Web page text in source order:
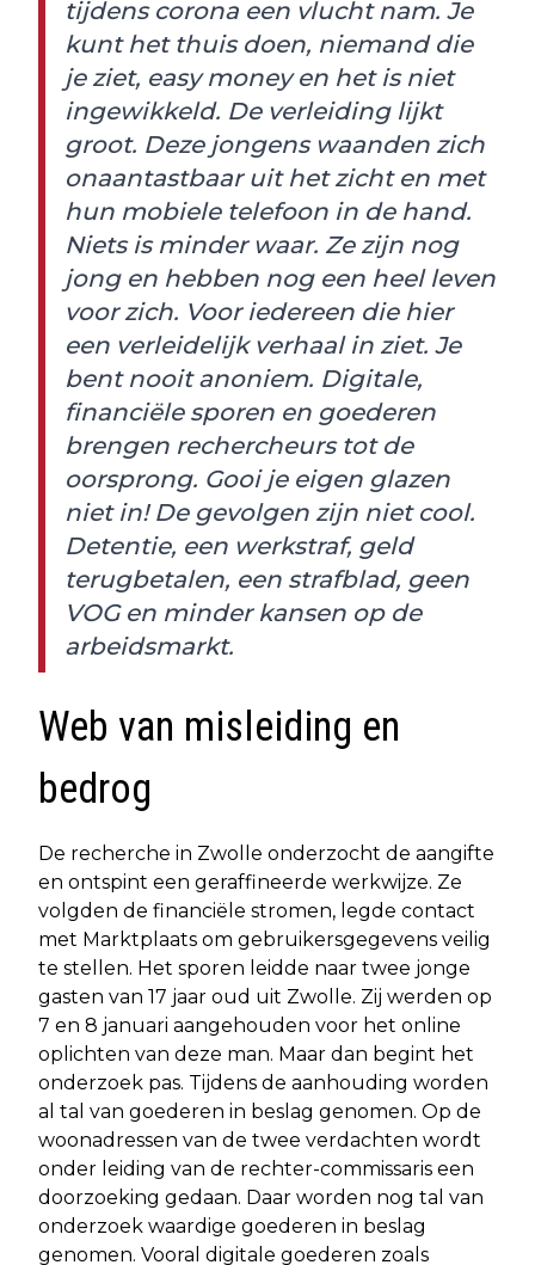
tijdens corona een vlucht nam. Je
kunt het thuis doen, niemand die
je ziet, easy money en het is niet
ingewikkeld. De verleiding lijkt
groot. Deze jongens waanden zich
onaantastbaar uit het zicht en met
hun mobiele telefoon in de hand.
Niets is minder waar. Ze zijn nog
jong en hebben nog een heel leven
voor zich. Voor iedereen die hier
een verleidelijk verhaal in ziet. Je
bent nooit anoniem. Digitale,
financiële sporen en goederen
brengen rechercheurs tot de
oorsprong. Gooi je eigen glazen
niet in! De gevolgen zijn niet cool.
Detentie, een werkstraf, geld
terugbetalen, een strafblad, geen
VOG en minder kansen op de
arbeidsmarkt.
Web van misleiding en
bedrog
De recherche in Zwolle onderzocht de aangifte
en ontspint een geraffineerde werkwijze. Ze
volgden de financiële stromen, legde contact
met Marktplaats om gebruikersgegevens veilig
te stellen. Het sporen leidde naar twee jonge
gasten van 17 jaar oud uit Zwolle. Zij werden op
7 en 8 januari aangehouden voor het online
oplichten van deze man. Maar dan begint het
onderzoek pas. Tijdens de aanhouding worden
al tal van goederen in beslag genomen. Op de
woonadressen van de twee verdachten wordt
onder leiding van de rechter-commissaris een
doorzoeking gedaan. Daar worden nog tal van
onderzoek waardige goederen in beslag
genomen. Vooral digitale goederen zoals